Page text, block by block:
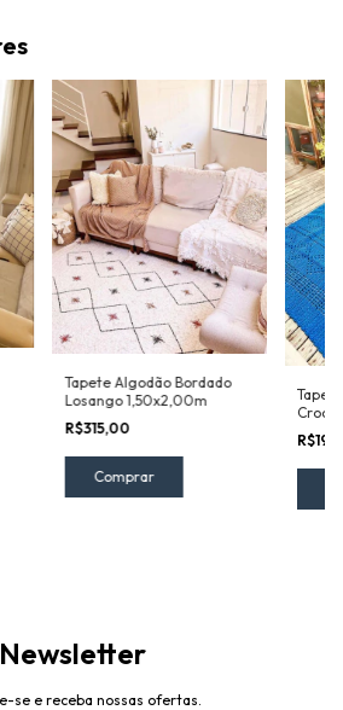
Tapete Algodão Bordado
Losango 1,50x2,00m
R$315,00
Newsletter
se e receba nossas ofertas.